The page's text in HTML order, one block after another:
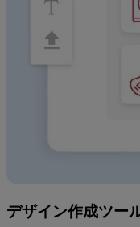
デザイン作成ツー